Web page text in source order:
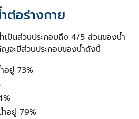
ต่อร่างกาย
ำเป็นส่วนประกอบถึง 4/5 ส่วนของน้ำ
ญจะมีส่วนประกอบของน้ำดังนี้
อยู่ 73%
ำอยู่ 79%